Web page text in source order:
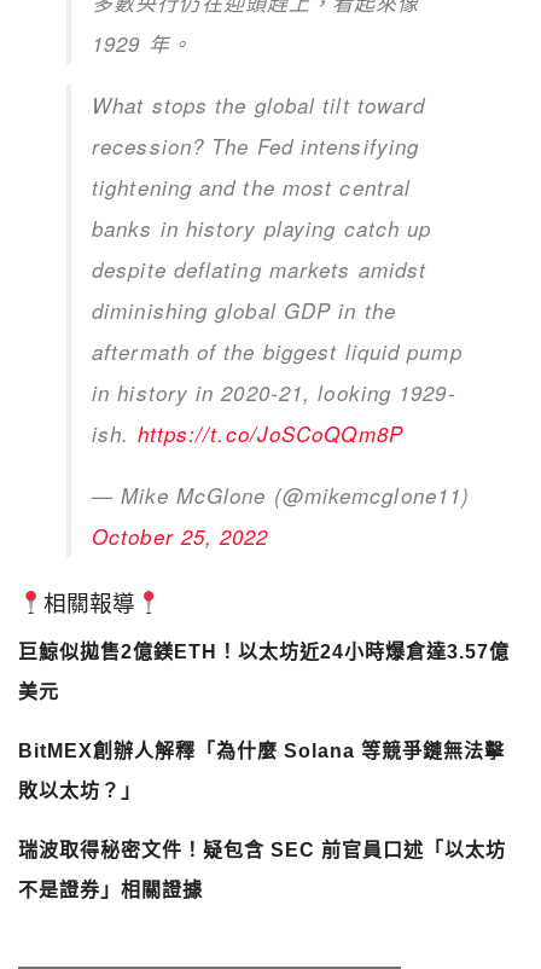
1929 年。
What stops the global tilt toward
recession? The Fed intensifying
tightening and the most central
banks in history playing catch up
despite deflating markets amidst
diminishing global GDP in the
aftermath of the biggest liquid pump
in history in 2020-21, looking 1929-
ish. https://t.co/JoSCoQQm8P
— Mike McGlone (@mikemcglone11)
October 25, 2022
相關報導
巨鯨似拋售2億鎂ETH！以太坊近24小時爆倉達3.57億
美元
BitMEX創辦人解釋「為什麼 Solana 等競爭鏈無法擊
敗以太坊？」
瑞波取得秘密文件！疑包含 SEC 前官員口述「以太坊
不是證券」相關證據